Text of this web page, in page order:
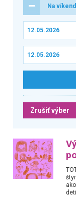
Na víkend
Zrušiť výber